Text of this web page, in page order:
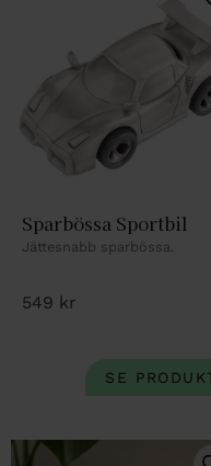
Sparbössa Sportbil
Jättesnabb sparbössa.
549 kr